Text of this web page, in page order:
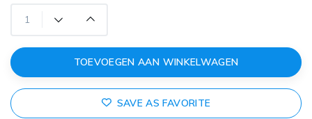
TOEVOEGEN AAN WINKELWAGEN
SAVE AS FAVORITE